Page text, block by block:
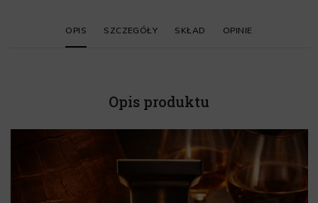
OPIS SZCZEGÓŁY SKŁAD OPINIE
Opis produktu